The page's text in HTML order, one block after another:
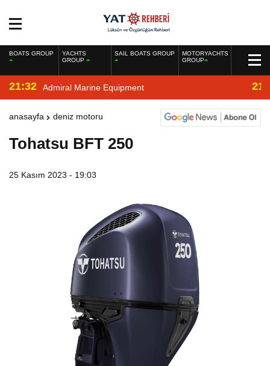
BOATS GROUP
YACHTS
GROUP
SAIL BOATS GROUP
MOTORYACHTS
GROUP
21:32 Admiral Marine Equipment
anasayfa deniz motoru
Tohatsu BFT 250
25 Kasım 2023 - 19:03